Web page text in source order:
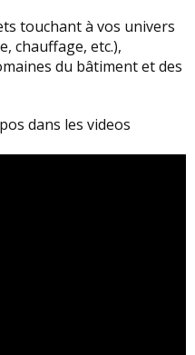
touchant à vos univers
chauffage, etc.),
du bâtiment et des
dans les videos